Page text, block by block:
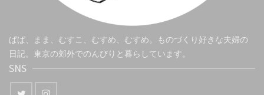
ぱぱ、まま、むすこ、むすめ、むすめ。ものづくり好きな夫婦の
日記。東京の郊外でのんびりと暮らしています。
SNS